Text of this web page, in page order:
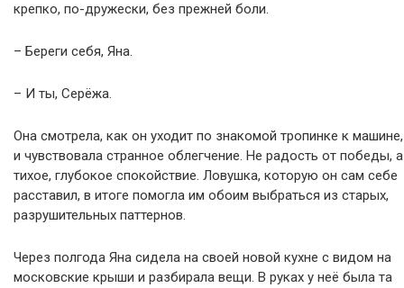
крепко, по-дружески, без прежней боли.
– Береги себя, Яна.
– И ты, Серёжа.
Она смотрела, как он уходит по знакомой тропинке к машине,
и чувствовала странное облегчение. Не радость от победы, а
тихое, глубокое спокойствие. Ловушка, которую он сам себе
расставил, в итоге помогла им обоим выбраться из старых,
разрушительных паттернов.
Через полгода Яна сидела на своей новой кухне с видом на
московские крыши и разбирала вещи. В руках у неё была та